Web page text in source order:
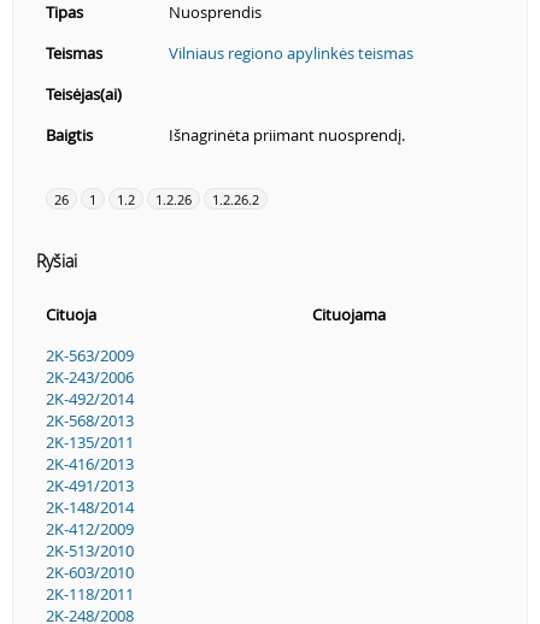
Tipas
Nuosprendis
Teismas
Vilniaus regiono apylinkės teismas
Teisėjas(ai)
Baigtis
Išnagrinėta priimant nuosprendį.
26 1 1.2 1.2.26 1.2.26.2
Ryšiai
Cituoja
Cituojama
2K-563/2009
2K-243/2006
2K-492/2014
2K-568/2013
2K-135/2011
2K-416/2013
2K-491/2013
2K-148/2014
2K-412/2009
2K-513/2010
2K-603/2010
2K-118/2011
2K-248/2008